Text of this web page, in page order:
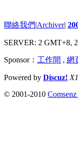
聯絡我們|Archiver|
SERVER: 2 GMT+8,
Sponsor： 工作間 , 網
Powered by Discuz!
© 2001-2010